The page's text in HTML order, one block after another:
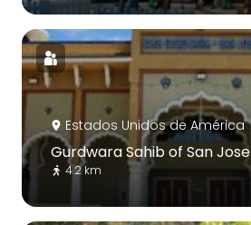
Estados Unidos de América
Gurdwara Sahib of San Jose
4.2 km